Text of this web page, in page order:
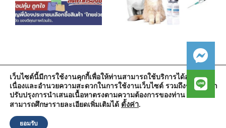
สำนักงานองค์การบริหารส่วนตำบลวัดตูม
หมู่ที่ 5 ตำบลวัดตูม อำเภอพระนครศรีอยุธยา จังหวัดพระนครศรีอยุธยา
13000
เว็บไซต์นี้มีการใช้งานคุกกี้เพื่อให้ท่านสามารถใช้บริการได้อย่างต่อ
เนื่องและอำนวยความสะดวกในการใช้งานเว็บไซต์ รวมถึงช่วยให้เรา
ปรับปรุงการนำเสนอเนื้อหาตรงตามความต้องการของท่าน โดย
สามารถศึกษารายละเอียดเพิ่มเติมได้ ตั้งค่า.
ยอมรับ